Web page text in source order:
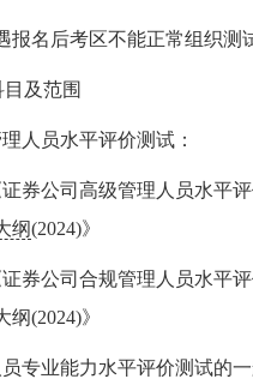
报名后考区不能正常组织测
及范围
人员水平评价测试：
券公司高级管理人员水平
纲(2024)》
券公司合规管理人员水平
(2024)》
专业能力水平评价测试的